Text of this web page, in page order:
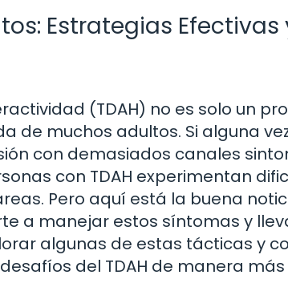
Estrategias Efectivas
(TDAH) no es solo un
de muchos adultos. Si alguna
con demasiados canales
con TDAH experimentan
Pero aquí está la buena
a manejar estos síntomas y
algunas de estas tácticas y
del TDAH de manera